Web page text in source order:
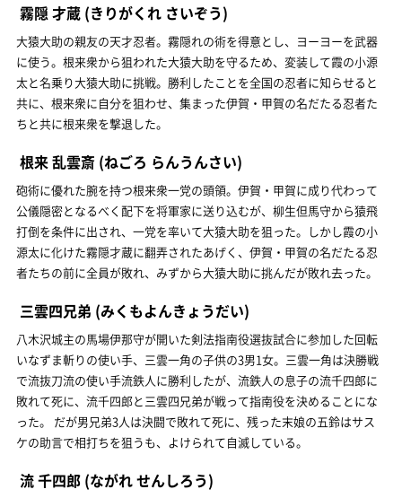
霧隠 才蔵 (きりがくれ さいぞう)
大猿大助の親友の天才忍者。霧隠れの術を得意とし、ヨーヨーを武器
に使う。根来衆から狙われた大猿大助を守るため、変装して霞の小源
太と名乗り大猿大助に挑戦。勝利したことを全国の忍者に知らせると
共に、根来衆に自分を狙わせ、集まった伊賀・甲賀の名だたる忍者た
ちと共に根来衆を撃退した。
根来 乱雲斎 (ねごろ らんうんさい)
砲術に優れた腕を持つ根来衆一党の頭領。伊賀・甲賀に成り代わって
公儀隠密となるべく配下を将軍家に送り込むが、柳生但馬守から猿飛
打倒を条件に出され、一党を率いて大猿大助を狙った。しかし霞の小
源太に化けた霧隠才蔵に翻弄されたあげく、伊賀・甲賀の名だたる忍
者たちの前に全員が敗れ、みずから大猿大助に挑んだが敗れ去った。
三雲四兄弟 (みくもよんきょうだい)
八木沢城主の馬場伊那守が開いた剣法指南役選抜試合に参加した回転
いなずま斬りの使い手、三雲一角の子供の3男1女。三雲一角は決勝戦
で流抜刀流の使い手流鉄人に勝利したが、流鉄人の息子の流千四郎に
敗れて死に、流千四郎と三雲四兄弟が戦って指南役を決めることにな
った。 だが男兄弟3人は決闘で敗れて死に、残った末娘の五鈴はサス
ケの助言で相打ちを狙うも、よけられて自滅している。
流 千四郎 (ながれ せんしろう)